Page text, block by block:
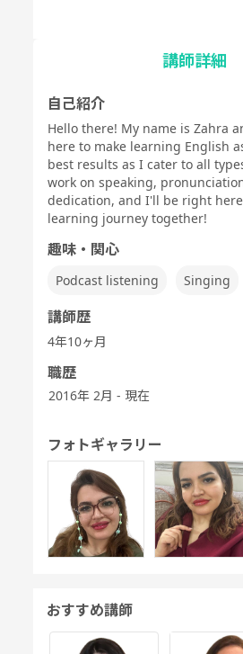
2（教科書準
拠）
スピーキング
テスト対策
中高生英会話
TEST 600点
式)
式)
発音トレーニ
ング 発展 - ア ング 実践 - ア
キッズ - 基本
のえいご
キッズ - 絵本
のえいご
キッズ - ゲ
ムでえいご
ワーホリ英会
講師詳細
自己紹介
Hello there! My name is Zahra
here to make learning English
best results as I cater to all
work on speaking,
dedication, and I'll be right
learning journey together!
趣味・関心
Podcast listening Singing
講師歴
4年10ヶ月
職歴
2016年 2月 - 現在
フォトギャラリー
おすすめ講師